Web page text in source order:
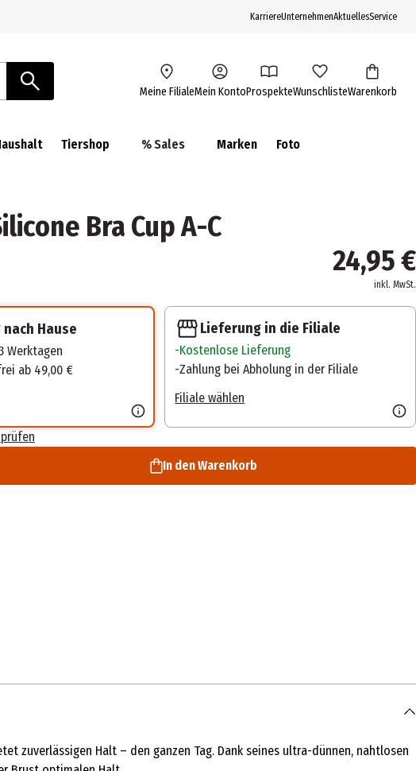
KarriereUnternehmenAktuellesService
Meine FilialeMein KontoProspekteWunschlisteWarenkorb
Tiershop % Sales Marken Foto
Bra Cup A-C
24,95 €
inkl. MwSt.
Hause
Werktagen
ab 49,00 €
Lieferung in die Filiale
Kostenlose Lieferung
Zahlung bei Abholung in der Filiale
Filiale wählen
In den Warenkorb
zuverlässigen Halt – den ganzen Tag. Dank seines ultra-dünnen, nahtlosen